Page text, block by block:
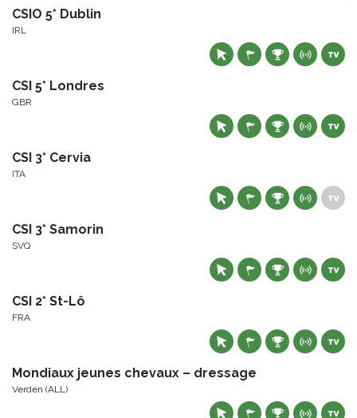
CSIO 5* Dublin
IRL
CSI 5* Londres
GBR
CSI 3* Cervia
ITA
CSI 3* Samorin
SVQ
CSI 2* St-Lô
FRA
Mondiaux jeunes chevaux – dressage
Verden (ALL)